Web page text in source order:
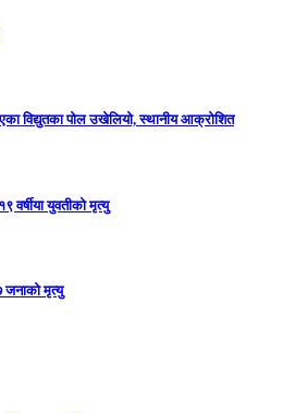
विद्युतका पोल उखेलियो, स्थानीय आक्रोशित
वर्षीया युवतीको मृत्यु
जनाको मृत्यु